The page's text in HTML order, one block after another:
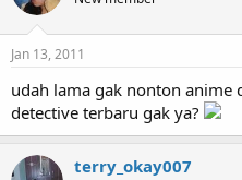
Jan 13, 2011
udah lama gak nonton anime
detective terbaru gak ya?
terry_okay007